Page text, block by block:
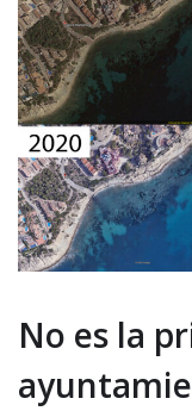
No es la